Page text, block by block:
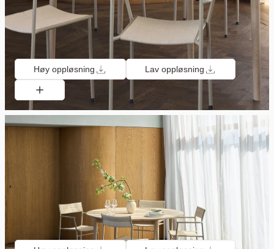
Høy oppløsning Lav oppløsning